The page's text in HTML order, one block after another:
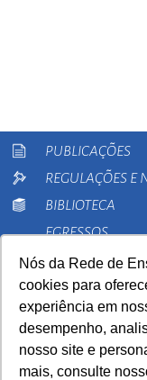
Nós da Rede de
cookies para
experiência em
desempenho,
nosso site e
mais, consulte
PUBLICAÇÕES
REGULAÇÕES E
BIBLIOTECA
EGRESSOS
PESQUISA
EXTENSÃO